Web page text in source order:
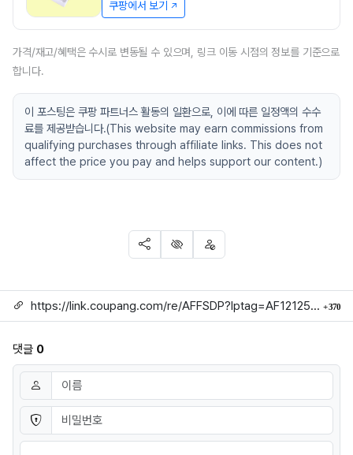
쿠팡에서 보기
가격/재고/혜택은 수시로 변동될 수 있으며, 링크 이동 시점의 정보를 기준으로
합니다.
이 포스팅은 쿠팡 파트너스 활동의 일환으로, 이에 따른 일정액의 수수
료를 제공받습니다.(This website may earn commissions from
qualifying purchases through affiliate links. This does not
affect the price you pay and helps support our content.)
SNS 공유
신고 차단
링크 https://link.coupang.com/re/AFFSDP?lptag=AF1212524&subid=mojorida2&pageKey=7263623123&itemId=23626812313&vendorItemId=91733296451&traceid=V0-113-a2446a8778dabeb8 370회
댓글 0
댓글쓰기
이름 필수
비밀번호 필수